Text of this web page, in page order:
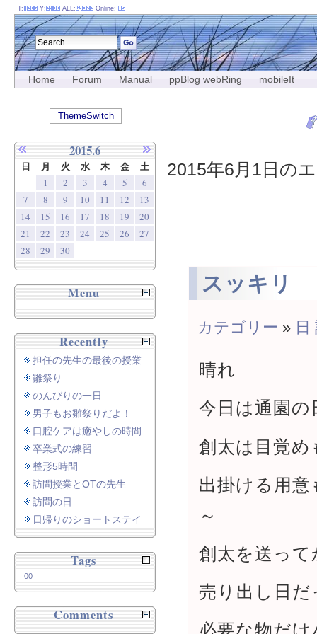
Home Forum Manual ppBlog webRing mobileIt
2015年6月1日の
スッキリ
カテゴリー » 日
晴れ
今日は通園の
創太は目覚
出掛ける用
～
創太を送っ
売り出し日
T: Y: ALL: Online:
ThemeSwitch
2015.6
日 月 火 水 木 金 土
1 2 3 4 5
6
7
8 9 10 11 12
13
14
15 16 17 18 19
20
21
22 23 24 25 26
27
28
29 30
Menu
Recently
担任の先生の最後の授業
雛祭り
のんびりの一日
男子もお雛祭りだよ！
口腔ケアは癒やしの時間
卒業式の練習
整形5時間
訪問授業とOTの先生
訪問の日
日帰りのショートステイ
Tags
00
Comments